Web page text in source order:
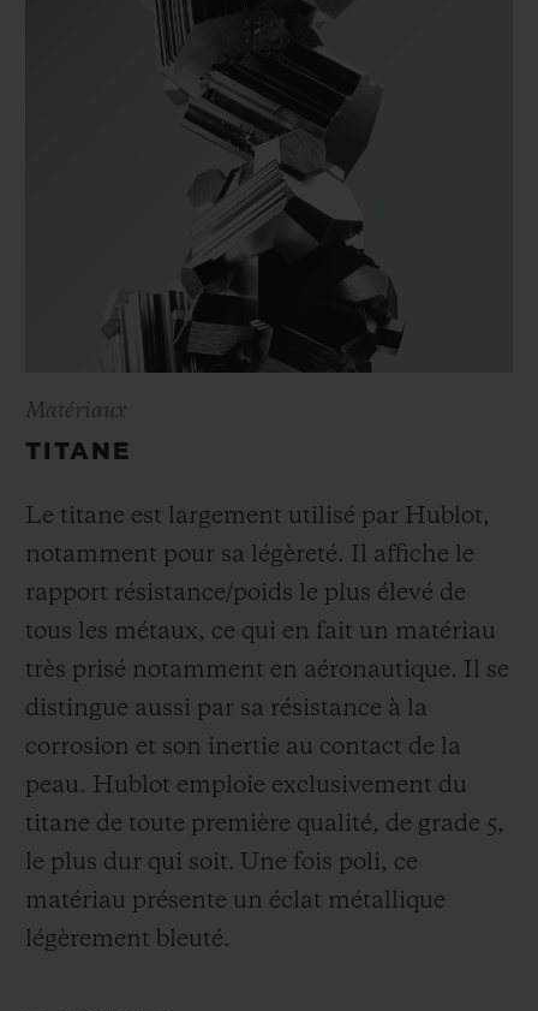
Matériaux
TITANE
Le titane est largement utilisé par Hublot,
notamment pour sa légèreté. Il affiche le
rapport résistance/poids le plus élevé de
tous les métaux, ce qui en fait un matériau
très prisé notamment en aéronautique. Il se
distingue aussi par sa résistance à la
corrosion et son inertie au contact de la
peau. Hublot emploie exclusivement du
titane de toute première qualité, de grade 5,
le plus dur qui soit. Une fois poli, ce
matériau présente un éclat métallique
légèrement bleuté.